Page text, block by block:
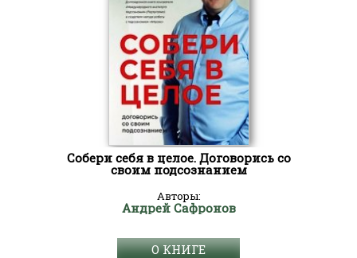
Собери себя в целое. Договорись со
своим подсознанием
Авторы:
Андрей Сафронов
О КНИГЕ